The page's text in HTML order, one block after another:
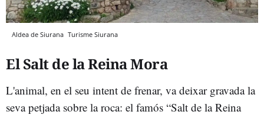
Aldea de Siurana Turisme Siurana
El Salt de la Reina Mora
L'animal, en el seu intent de frenar, va deixar gravada la
seva petjada sobre la roca: el famós “Salt de la Reina